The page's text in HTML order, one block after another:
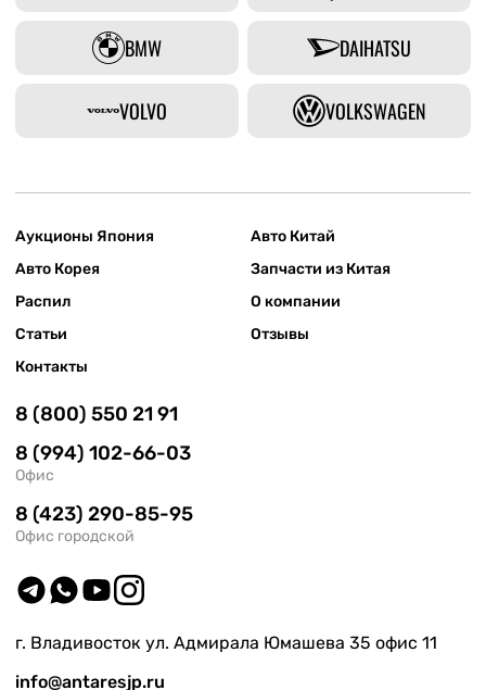
BMW DAIHATSU
VOLVO VOLKSWAGEN
Аукционы Япония
Авто Китай
Авто Корея
Запчасти из Китая
Распил
О компании
Статьи
Отзывы
Контакты
8 (800) 550 21 91
8 (994) 102-66-03
Офис
8 (423) 290-85-95
Офис городской
г. Владивосток ул. Адмирала Юмашева 35 офис 11
info@antaresjp.ru